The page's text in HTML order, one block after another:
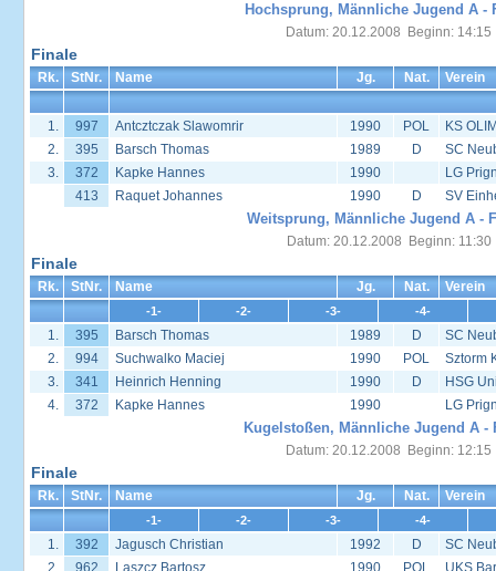
Hochsprung, Männliche Jugend A -
Datum: 20.12.2008 Beginn: 14:15
Finale
Rk. StNr. Name Jg. Nat. Verein
1. 997 Antcztczak Slawomrir 1990 POL
KS
2.
395 Barsch Thomas 1989 D
SC
3.
372 Kapke Hannes 1990
LG
413
Raquet Johannes 1990 D SV
Weitsprung, Männliche Jugend A -
Datum: 20.12.2008 Beginn: 11:30
Finale
Rk. StNr. Name Jg. Nat. Verein
-1- -2- -3- -4-
1. 395 Barsch Thomas 1989 D
SC
2.
994 Suchwalko Maciej 1990 POL
Sztorm
3.
341 Heinrich Henning 1990 D
HSG
4.
372 Kapke Hannes 1990 LG
Kugelstoßen, Männliche Jugend A -
Datum: 20.12.2008 Beginn: 12:15
Finale
Rk. StNr. Name Jg. Nat. Verein
-1- -2- -3- -4-
1. 392 Jagusch Christian 1992 D
SC
2.
962 Laszcz Bartosz 1990 POL UKS